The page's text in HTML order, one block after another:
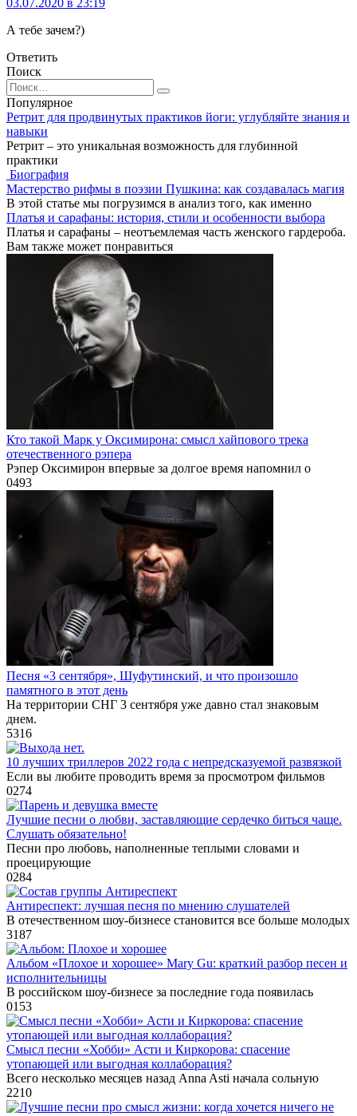
03.07.2020 в 23:19
А тебе зачем?)
Ответить
Поиск
Search
for:
Популярное
Ретрит для продвинутых практиков йоги: углубляйте знания и
навыки
Ретрит – это уникальная возможность для глубинной
практики
Биография
Мастерство рифмы в поэзии Пушкина: как создавалась магия
В этой статье мы погрузимся в анализ того, как именно
Платья и сарафаны: история, стили и особенности выбора
Платья и сарафаны – неотъемлемая часть женского гардероба.
Вам также может понравиться
Кто такой Марк у Оксимирона: смысл хайпового трека
отечественного рэпера
Рэпер Оксимирон впервые за долгое время напомнил о
0493
Песня «3 сентября», Шуфутинский, и что произошло
памятного в этот день
На территории СНГ 3 сентября уже давно стал знаковым
днем.
5316
10 лучших триллеров 2022 года с непредсказуемой развязкой
Если вы любите проводить время за просмотром фильмов
0274
Лучшие песни о любви, заставляющие сердечко биться чаще.
Слушать обязательно!
Песни про любовь, наполненные теплыми словами и
проецирующие
0284
Антиреспект: лучшая песня по мнению слушателей
В отечественном шоу-бизнесе становится все больше молодых
3187
Альбом «Плохое и хорошее» Mary Gu: краткий разбор песен и
исполнительницы
В российском шоу-бизнесе за последние года появилась
0153
Смысл песни «Хобби» Асти и Киркорова: спасение
утопающей или выгодная коллаборация?
Всего несколько месяцев назад Anna Asti начала сольную
2210